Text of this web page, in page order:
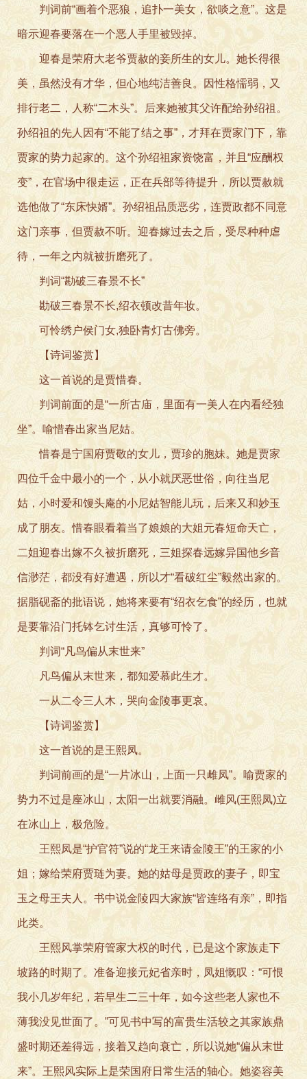
判词前“画着个恶狼，追扑一美女，欲啖之意”。这是
暗示迎春要落在一个恶人手里被毁掉。
迎春是荣府大老爷贾赦的妾所生的女儿。她长得很
美，虽然没有才华，但心地纯洁善良。因性格懦弱，又
排行老二，人称“二木头”。后来她被其父许配给孙绍祖。
孙绍祖的先人因有“不能了结之事”，才拜在贾家门下，靠
贾家的势力起家的。这个孙绍祖家资饶富，并且“应酬权
变”，在官场中很走运，正在兵部等待提升，所以贾赦就
选他做了“东床快婿”。孙绍祖品质恶劣，连贾政都不同意
这门亲事，但贾赦不听。迎春嫁过去之后，受尽种种虐
待，一年之内就被折磨死了。
判词“勘破三春景不长”
勘破三春景不长,绍衣顿改昔年妆。
可怜绣户侯门女,独卧青灯古佛旁。
【诗词鉴赏】
这一首说的是贾惜春。
判词前面的是“一所古庙，里面有一美人在内看经独
坐”。喻惜春出家当尼姑。
惜春是宁国府贾敬的女儿，贾珍的胞妹。她是贾家
四位千金中最小的一个，从小就厌恶世俗，向往当尼
姑，小时爱和馒头庵的小尼姑智能儿玩，后来又和妙玉
成了朋友。惜春眼看着当了娘娘的大姐元春短命天亡，
二姐迎春出嫁不久被折磨死，三姐探春远嫁异国他乡音
信渺茫，都没有好遭遇，所以才“看破红尘”毅然出家的。
据脂砚斋的批语说，她将来要有“绍衣乞食”的经历，也就
是要靠沿门托钵乞讨生活，真够可怜了。
判词“凡鸟偏从末世来”
凡鸟偏从末世来，都知爱慕此生才。
一从二令三人木，哭向金陵事更哀。
【诗词鉴赏】
这一首说的是王熙凤。
判词前画的是“一片冰山，上面一只雌凤”。喻贾家的
势力不过是座冰山，太阳一出就要消融。雌风(王熙凤)立
在冰山上，极危险。
王熙凤是“护官符”说的“龙王来请金陵王”的王家的小
姐；嫁给荣府贾琏为妻。她的姑母是贾政的妻子，即宝
玉之母王夫人。书中说金陵四大家族“皆连络有亲”，即指
此类。
王熙风掌荣府管家大权的时代，已是这个家族走下
坡路的时期了。准备迎接元妃省亲时，凤姐慨叹：“可恨
我小几岁年纪，若早生二三十年，如今这些老人家也不
薄我没见世面了。”可见书中写的富贵生活较之其家族鼎
盛时期还差得远，接着又趋向衰亡，所以说她“偏从末世
来”。王熙风实际上是荣国府日常生活的轴心。她姿容美